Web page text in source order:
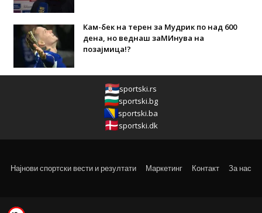
Кам-бек на терен за Мудрик по над 600
дена, но веднаш заМИнува на
позајмица!?
sportski.rs
sportski.bg
sportski.ba
sportski.dk
Најнови спортски вести и резултати Маркетинг Контакт За нас